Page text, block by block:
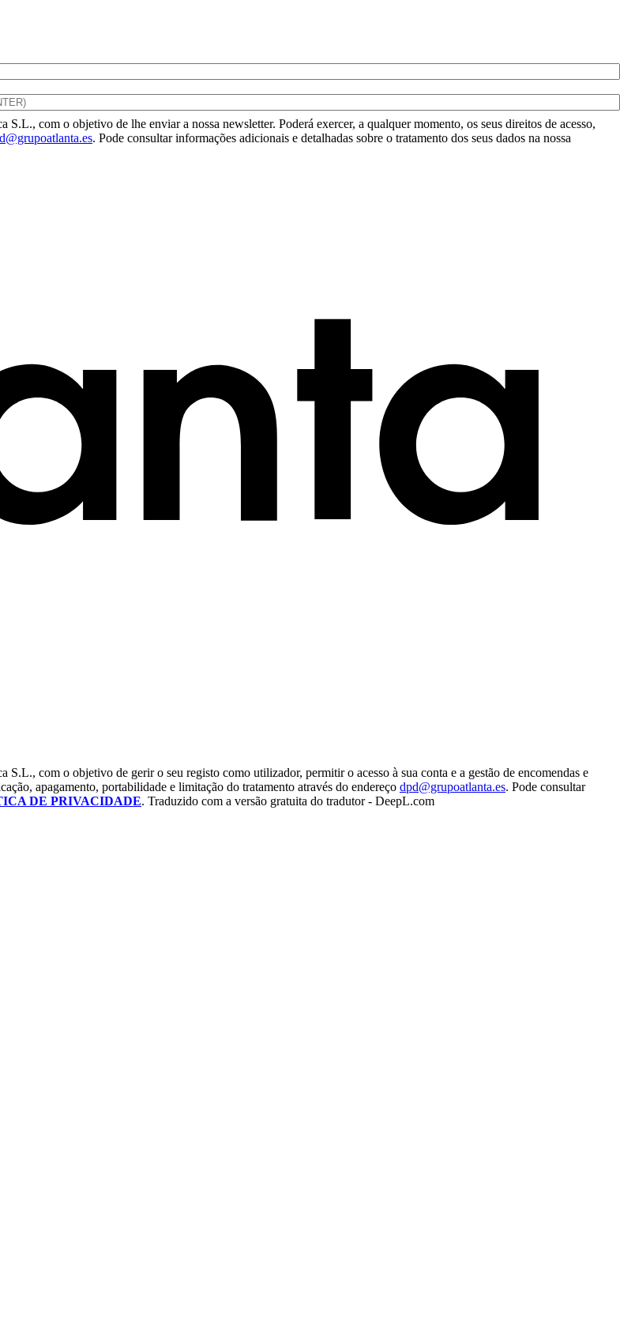
S.L., com o objetivo de lhe enviar a nossa newsletter. Poderá exercer, a qualquer momento, os seus direitos de acesso,
. Pode consultar informações adicionais e detalhadas sobre o tratamento dos seus dados na nossa
S.L., com o objetivo de gerir o seu registo como utilizador, permitir o acesso à sua conta e a gestão de encomendas e
apagamento, portabilidade e limitação do tratamento através do endereço dpd@grupoatlanta.es. Pode consultar
DE PRIVACIDADE. Traduzido com a versão gratuita do tradutor - DeepL.com